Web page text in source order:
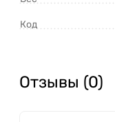
Код
Отзывы (0)